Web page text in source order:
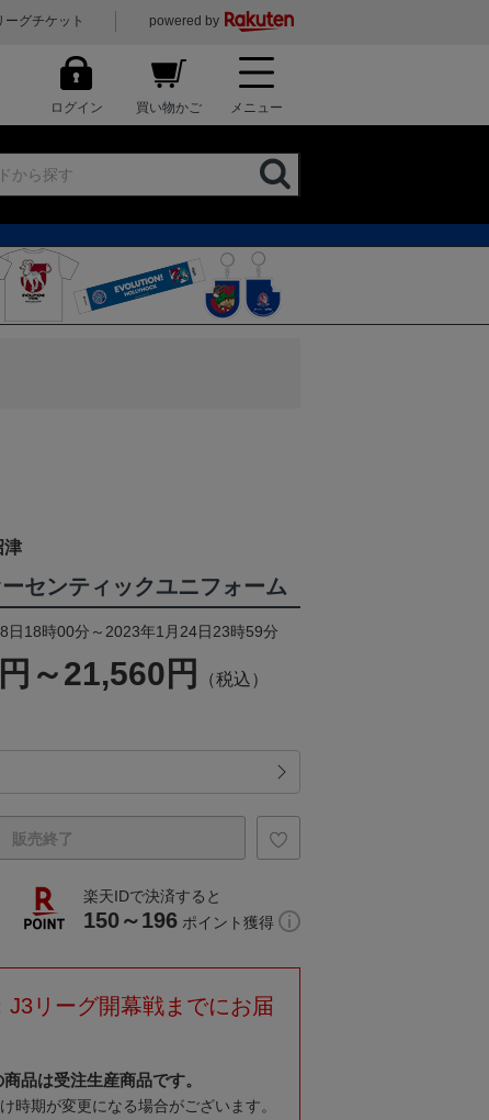
ーグチケット powered by
ログイン 買い物かご メニュー
津
センティックユニフォーム
日18時00分～2023年1月24日23時59分
～21,560円 （税込）
販売終了
楽天IDで決済すると
150～196 ポイント獲得
J3リーグ開幕戦までにお届
品は受注生産商品です。
時期が変更になる場合がございます。